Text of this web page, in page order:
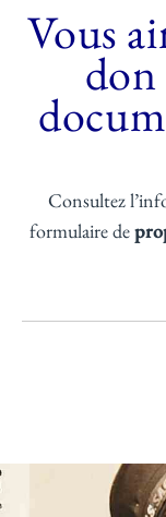
Vous
don
Consultez
formulaire de